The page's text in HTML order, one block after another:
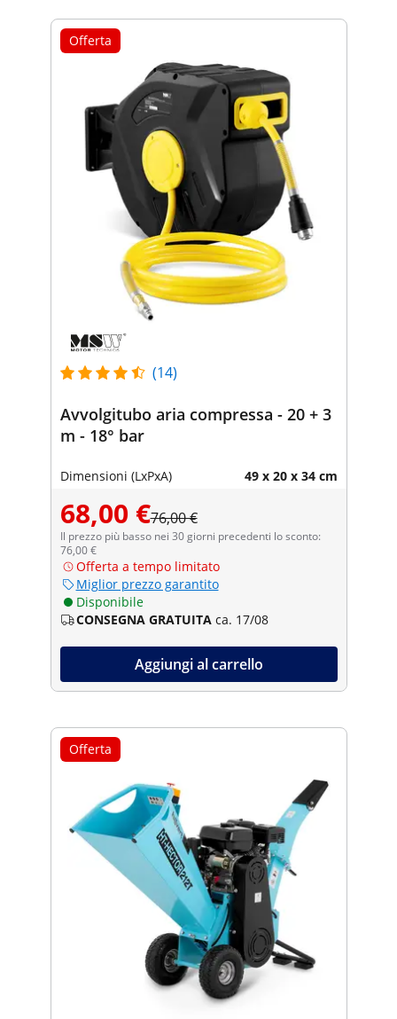
Offerta
(14)
Avvolgitubo aria compressa - 20 + 3
m - 18° bar
Dimensioni (LxPxA) 49 x 20 x 34 cm
68,00 €76,00 €
Il prezzo più basso nei 30 giorni precedenti lo sconto:
76,00 €
Offerta a tempo limitato
Miglior prezzo garantito
Disponibile
CONSEGNA GRATUITA ca. 17/08
Aggiungi al carrello
Offerta